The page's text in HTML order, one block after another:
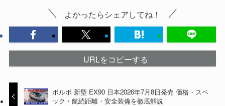
よかったらシェアしてね！
URLをコピーする
ボルボ 新型 EX90 日本2026年7月8日発売 価格・スペ
ック・航続距離・安全装備を徹底解説